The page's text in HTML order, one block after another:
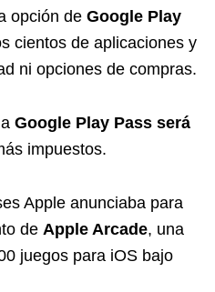
opción de Google Play
cientos de aplicaciones y
ni opciones de compras.
Google Play Pass será
impuestos.
Apple anunciaba para
de Apple Arcade, una
juegos para iOS bajo